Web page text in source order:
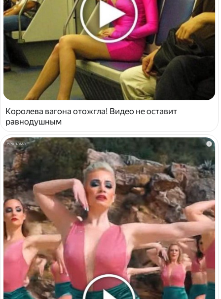
Королева вагона отожгла! Видео не оставит
равнодушным
i